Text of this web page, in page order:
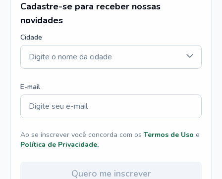
Cadastre-se para receber nossas
novidades
Cidade
E-mail
Ao se inscrever você concorda com os Termos de Uso e
Política de Privacidade.
Quero me inscrever